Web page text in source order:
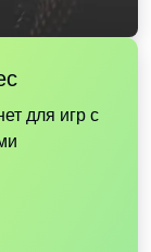
для игр с